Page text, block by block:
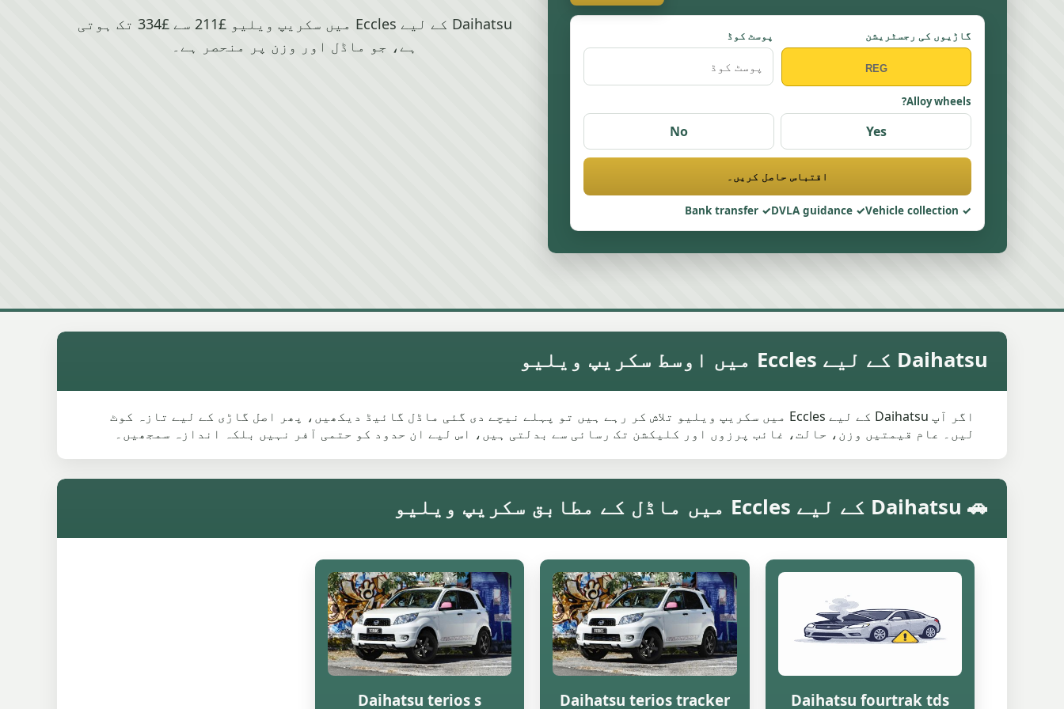
گاڑیوں کی رجسٹریشن پوسٹ کوڈ
Alloy wheels?
Yes
No
اقتباس حاصل کریں۔
Vehicle collection
DVLA guidance
Bank transfer
Daihatsu کے لیے Eccles میں سکریپ ویلیو £211 سے £334 تک ہوتی
ہے، جو ماڈل اور وزن پر منحصر ہے۔
Daihatsu کے لیے Eccles میں اوسط سکریپ ویلیو
اگر آپ Daihatsu کے لیے Eccles میں سکریپ ویلیو تلاش کر رہے ہیں تو پہلے نیچے دی گئی ماڈل گائیڈ دیکھیں، پھر اصل گاڑی کے لیے تازہ کوٹ
لیں۔ عام قیمتیں وزن، حالت، غائب پرزوں اور کلیکشن تک رسائی سے بدلتی ہیں، اس لیے ان حدود کو حتمی آفر نہیں بلکہ اندازہ سمجھیں۔
🚗 Daihatsu کے لیے Eccles میں ماڈل کے مطابق سکریپ ویلیو
Daihatsu fourtrak tds
Daihatsu terios tracker
Daihatsu terios s